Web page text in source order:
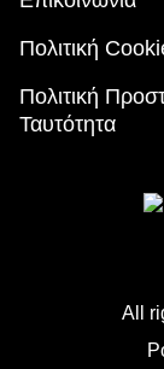
Πολιτική
Πολιτική
Ταυτότητα
All